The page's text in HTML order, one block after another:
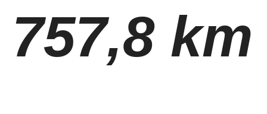
757,8 km